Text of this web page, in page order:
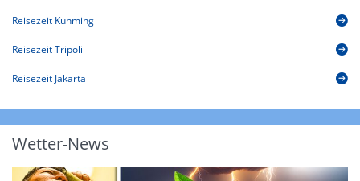
Reisezeit Kunming
Reisezeit Tripoli
Reisezeit Jakarta
Wetter-News